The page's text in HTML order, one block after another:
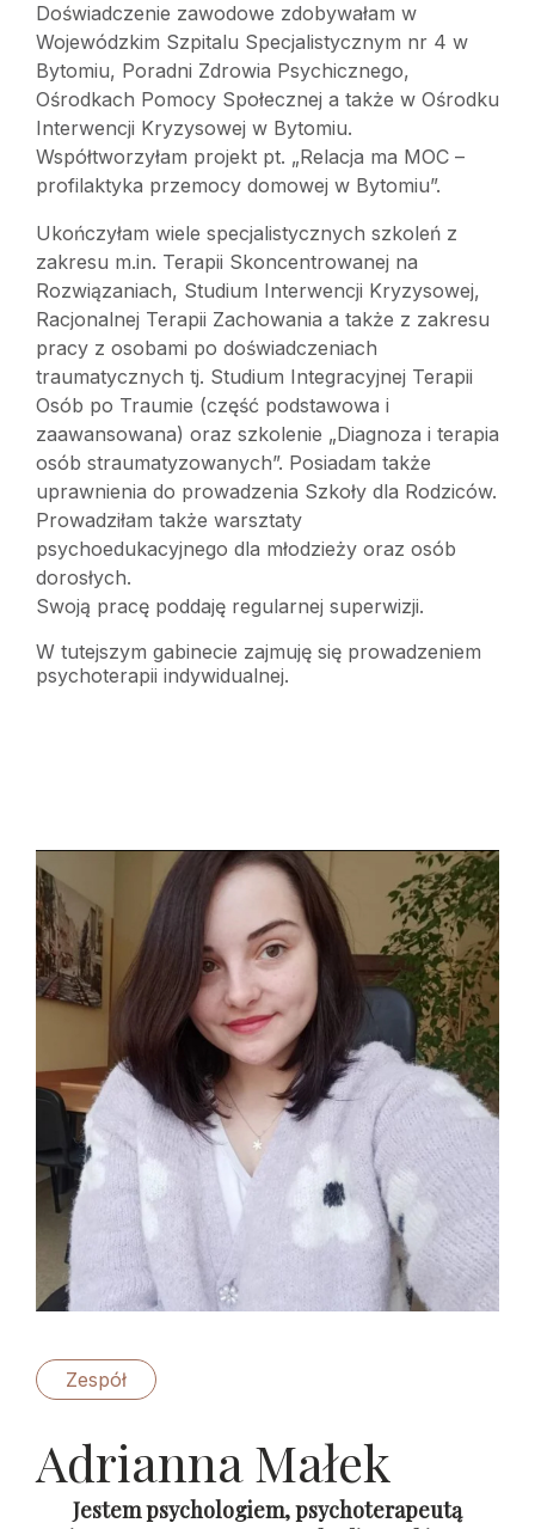
Doświadczenie zawodowe zdobywałam w
Wojewódzkim Szpitalu Specjalistycznym nr 4 w
Bytomiu, Poradni Zdrowia Psychicznego,
Ośrodkach Pomocy Społecznej a także w Ośrodku
Interwencji Kryzysowej w Bytomiu.
Współtworzyłam projekt pt. „Relacja ma MOC –
profilaktyka przemocy domowej w Bytomiu”.
Ukończyłam wiele specjalistycznych szkoleń z
zakresu m.in. Terapii Skoncentrowanej na
Rozwiązaniach, Studium Interwencji Kryzysowej,
Racjonalnej Terapii Zachowania a także z zakresu
pracy z osobami po doświadczeniach
traumatycznych tj. Studium Integracyjnej Terapii
Osób po Traumie (część podstawowa i
zaawansowana) oraz szkolenie „Diagnoza i terapia
osób straumatyzowanych”. Posiadam także
uprawnienia do prowadzenia Szkoły dla Rodziców.
Prowadziłam także warsztaty
psychoedukacyjnego dla młodzieży oraz osób
dorosłych.
Swoją pracę poddaję regularnej superwizji.
W tutejszym gabinecie zajmuję się prowadzeniem
psychoterapii indywidualnej.
Zespół
Adrianna Małek
Jestem psychologiem, psychoterapeutą